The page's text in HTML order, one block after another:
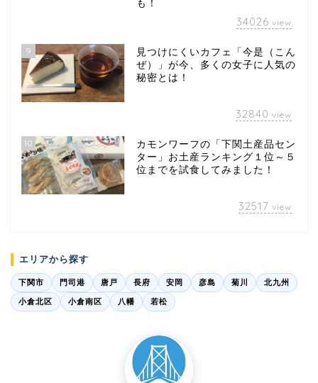
も！
34026 view
9
見つけにくいカフェ「今是（こん
ぜ）」が今、多くの女子に人気の
秘密とは！
32840 view
10
カモンワーフの「下関土産品セン
ター」お土産ランキング１位～５
位までを試食してみました！
32517 view
エリアから探す
下関市 門司港 唐戸 長府 安岡 彦島 菊川 北九州
小倉北区 小倉南区 八幡 若松